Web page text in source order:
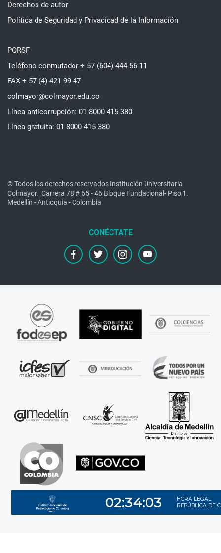
Derechos de autor
Política de Seguridad y Privacidad de la Información
PQRSF
Teléfono conmutador + 57 (604) 444 56 11
FAX + 57 (4) 421 99 47
colmayor@colmayor.edu.co
Línea anticorrupción: 01 8000 415 380
Línea gratuita: 01 8000 415 380
© Todos los derechos reservados Institución Universitaria
Colmayor. Carrera 78 # 65 - 46 Bloque Fundacional- Piso 1.
Medellín - Antioquia - Colombia
facebooktwitter instagramyoutube